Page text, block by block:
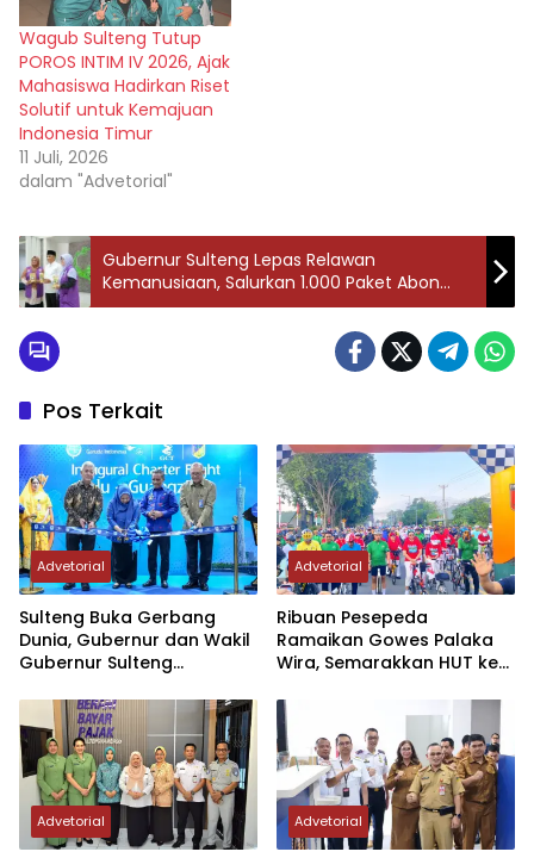
Wagub Sulteng Tutup
POROS INTIM IV 2026, Ajak
Mahasiswa Hadirkan Riset
Solutif untuk Kemajuan
Indonesia Timur
11 Juli, 2026
dalam "Advetorial"
Gubernur Sulteng Lepas Relawan
Kemanusiaan, Salurkan 1.000 Paket Abon
Ikan Untuk Korban Banjir Aceh dan Sumatera
Pos Terkait
Advetorial
Sulteng Buka Gerbang
Dunia, Gubernur dan Wakil
Gubernur Sulteng
Perdana Internasional
Palu-Guangzhou
Advetorial
Ribuan Pesepeda
Ramaikan Gowes Palaka
Wira, Semarakkan HUT ke-1
Advetorial Advetorial